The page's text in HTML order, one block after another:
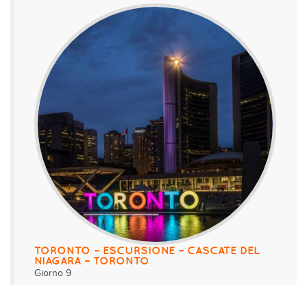
TORONTO – ESCURSIONE – CASCATE DEL
NIAGARA – TORONTO
Giorno 9